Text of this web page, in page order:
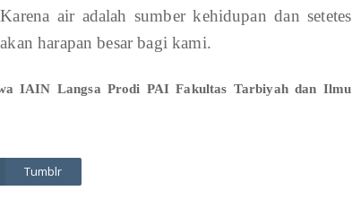
air adalah sumber kehidupan dan setetes
harapan besar bagi kami.
IAIN Langsa Prodi PAI Fakultas Tarbiyah dan Ilmu
Tumblr